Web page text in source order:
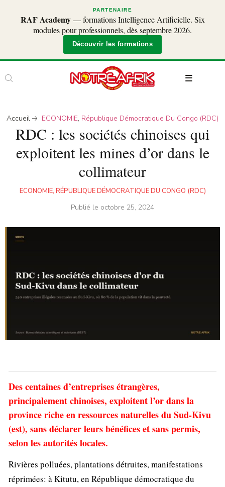
PARTENAIRE
RAF Academy— formations Intelligence Artificielle. Six
modules pour professionnels, dès septembre 2026.
Découvrir les formations
Accueil ECONOMIE, République Démocratique Du Congo (RDC)
RDC : les sociétés chinoises qui
exploitent les mines d’or dans le
collimateur
ECONOMIE, RÉPUBLIQUE DÉMOCRATIQUE DU CONGO (RDC)
Publié le octobre 25, 2024
Des centaines d’entreprises étrangères,
principalement chinoises, exploitent l’or dans la
province riche en ressources naturelles du Sud-Kivu
(est), sans déclarer leurs bénéfices et sans permis,
selon les autorités locales.
Rivières polluées, plantations détruites, manifestations
réprimées: à Kitutu, en République démocratique du